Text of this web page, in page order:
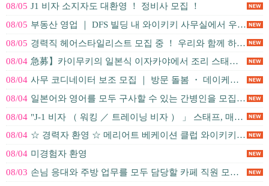
08/05 J1 비자 소지자도 대환영 ！ 정비사 모집 ！
08/05 부동산 영업 ｜ DFS 빌딩 내 와이키키 사무실에서 우리와 함께 일해...
08/05 경력직 헤어스타일리스트 모집 중 ！ 우리와 함께 하와이에서 커리어를 ...
08/04 急募】카이무키의 일본식 이자카야에서 조리 스태프 모집 ！ 일하는 방법...
08/04 사무 코디네이터 보조 모집 ｜ 방문 돌봄 ・ 데이케어 운영 회사
08/04 일본어와 영어를 모두 구사할 수 있는 간병인을 모집 중입니다
08/04 "J-1 비자 （ 워킹 ／ 트레이닝 비자 ） 」 스태프, 매니저 후보...
08/04 ☆ 경력자 환영 ☆ 메리어트 베케이션 클럽 와이키키 ＆ 코올리나에서 ...
08/04 미경험자 환영
08/03 손님 응대와 주방 업무를 모두 담당할 카페 직원 모집! 개성 넘치는 ...